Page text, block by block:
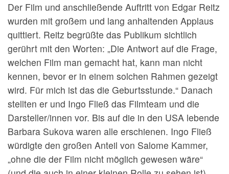
Der Film und anschließende Auftritt von Edgar Reitz
wurden mit großem und lang anhaltenden Applaus
quittiert. Reitz begrüßte das Publikum sichtlich
gerührt mit den Worten: „Die Antwort auf die Frage,
welchen Film man gemacht hat, kann man nicht
kennen, bevor er in einem solchen Rahmen gezeigt
wird. Für mich ist das die Geburtsstunde.“ Danach
stellten er und Ingo Fließ das Filmteam und die
Darsteller/innen vor. Bis auf die in den USA lebende
Barbara Sukova waren alle erschienen. Ingo Fließ
würdigte den großen Anteil von Salome Kammer,
„ohne die der Film nicht möglich gewesen wäre“